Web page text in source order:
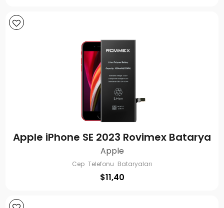
Apple iPhone SE 2023 Rovimex Batarya
Apple
Cep Telefonu Bataryaları
$11,40